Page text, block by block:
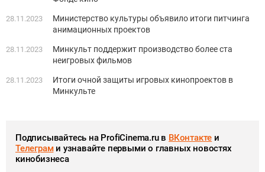
28.11.2023
Министерство культуры объявило итоги питчинга
анимационных проектов
28.11.2023
Минкульт поддержит производство более ста
неигровых фильмов
28.11.2023
Итоги очной защиты игровых кинопроектов в
Минкульте
Подписывайтесь на ProfiCinema.ru в ВКонтакте и
Телеграми узнавайте первыми о главных новостях
кинобизнеса